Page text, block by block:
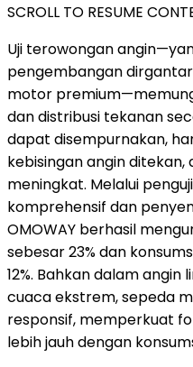
SCROLL TO RESUME
Uji terowongan
pengembangan
motor
dan distribusi tekanan
dapat disempurnakan,
kebisingan angin ditekan,
meningkat. Melalui
komprehensif dan
OMOWAY berhasil
sebesar 23% dan
12%. Bahkan dalam
cuaca ekstrem, sepeda
responsif, memperkuat
lebih jauh dengan